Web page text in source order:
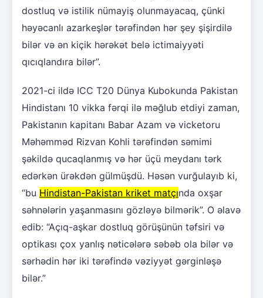
dostluq və istilik nümayiş olunmayacaq, çünki
həyəcanlı azarkeşlər tərəfindən hər şey şişirdilə
bilər və ən kiçik hərəkət belə ictimaiyyəti
qıcıqlandıra bilər”.
2021-ci ildə ICC T20 Dünya Kubokunda Pakistan
Hindistanı 10 vikka fərqi ilə məğlub etdiyi zaman,
Pakistanın kapitanı Babar Azam və vicketoru
Məhəmməd Rizvan Kohli tərəfindən səmimi
şəkildə qucaqlanmış və hər üçü meydanı tərk
edərkən ürəkdən gülmüşdü. Həsən vurğulayıb ki,
“bu Hindistan-Pakistan kriket matçında oxşar
səhnələrin yaşanmasını gözləyə bilmərik”. O əlavə
edib: “Açıq-aşkar dostluq görüşünün təfsiri və
optikası çox yanlış nəticələrə səbəb ola bilər və
sərhədin hər iki tərəfində vəziyyət gərginləşə
bilər.”